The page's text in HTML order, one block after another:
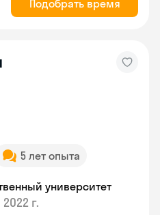
Подобрать время
5 лет опыта
университет
2022 г.